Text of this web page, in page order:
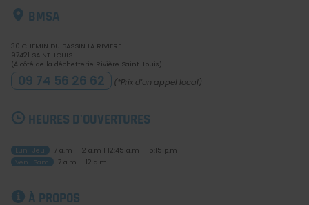
BMSA
30 CHEMIN DU BASSIN LA RIVIERE
97421 SAINT-LOUIS
(À côté de la déchetterie Rivière Saint-Louis)
09 74 56 26 62 (*Prix d'un appel local)
HEURES D'OUVERTURES
Lun–Jeu 7 a.m - 12 a.m | 12:45 a.m - 15:15 p.m
Ven–Sam
7 a.m – 12 a.m
À PROPOS